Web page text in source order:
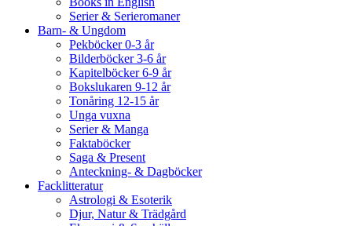
Serier & Serieromaner
Barn- & Ungdom
Pekböcker 0-3 år
Bilderböcker 3-6 år
Kapitelböcker 6-9 år
Bokslukaren 9-12 år
Tonåring 12-15 år
Unga vuxna
Serier & Manga
Faktaböcker
Saga & Present
Anteckning- & Dagböcker
Facklitteratur
Astrologi & Esoterik
Djur, Natur & Trädgård